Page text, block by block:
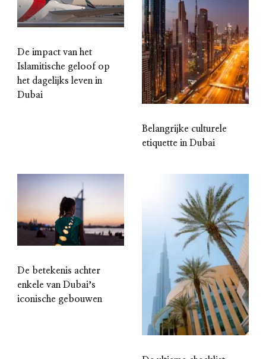
De impact van het
Islamitische geloof op
het dagelijks leven in
Dubai
Belangrijke culturele
etiquette in Dubai
De betekenis achter
enkele van Dubaiʼs
iconische gebouwen